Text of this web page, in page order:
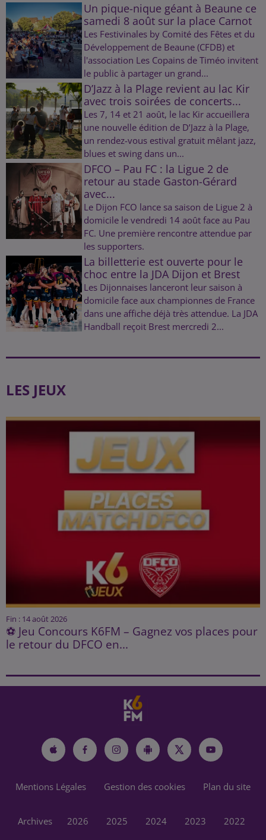
Un pique-nique géant à Beaune ce
samedi 8 août sur la place Carnot
Les Festivinales by Comité des Fêtes et du
Développement de Beaune (CFDB) et
l'association Les Copains de Timéo invitent
le public à partager un grand...
D’Jazz à la Plage revient au lac Kir
avec trois soirées de concerts...
Les 7, 14 et 21 août, le lac Kir accueillera
une nouvelle édition de D’Jazz à la Plage,
un rendez-vous estival gratuit mêlant jazz,
blues et swing dans un...
DFCO – Pau FC : la Ligue 2 de
retour au stade Gaston-Gérard
avec...
Le Dijon FCO lance sa saison de Ligue 2 à
domicile le vendredi 14 août face au Pau
FC. Une première rencontre attendue par
les supporters.
La billetterie est ouverte pour le
choc entre la JDA Dijon et Brest
Les Dijonnaises lanceront leur saison à
domicile face aux championnes de France
dans une affiche déjà très attendue. La JDA
Handball reçoit Brest mercredi 2...
LES JEUX
Fin : 14 août 2026
⚽ Jeu Concours K6FM – Gagnez vos places pour
le retour du DFCO en...
Mentions Légales Gestion des cookies Plan du site
Archives 2026 2025 2024 2023 2022